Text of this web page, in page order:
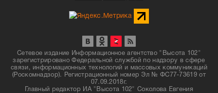
Сетевое издание Информационное агентство "Высота 102"
зарегистрировано Федеральной службой по надзору в сфере
связи, информационных технологий и массовых коммуникаций
(Роскомнадзор). Регистрационный номер Эл № ФС77-73619 от
07.09.2018г.
Главный редактор ИА "Высота 102" Соколова Евгения